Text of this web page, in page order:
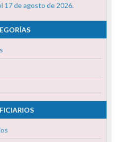
17 de agosto de 2026.